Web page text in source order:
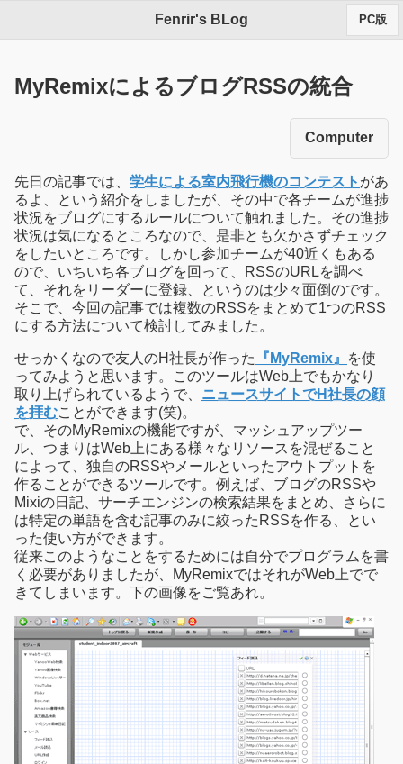
Fenrir's BLog PC版
MyRemixによるブログRSSの統合
Computer
先日の記事では、 学生による室内飛行機のコンテスト があ
るよ、という紹介をしましたが、その中で各チームが進捗
状況をブログにするルールについて触れました。その進捗
状況は気になるところなので、是非とも欠かさずチェック
をしたいところです。しかし参加チームが40近くもある
ので、いちいち各ブログを回って、RSSのURLを調べ
て、それをリーダーに登録、というのは少々面倒のです。
そこで、今回の記事では複数のRSSをまとめて1つのRSS
にする方法について検討してみました。
せっかくなので友人のH社長が作った 『MyRemix』
を使
ってみようと思います。このツールはWeb上でもかなり
取り上げられているようで、 ニュースサイトでH社長の顔
を拝むことができます(笑)。
で、そのMyRemixの機能ですが、マッシュアップツー
ル、つまりはWeb上にある様々なリソースを混ぜること
によって、独自のRSSやメールといったアウトプットを
作ることができるツールです。例えば、ブログのRSSや
Mixiの日記、サーチエンジンの検索結果をまとめ、さらに
は特定の単語を含む記事のみに絞ったRSSを作る、とい
った使い方ができます。
従来このようなことをするためには自分でプログラムを書
く必要がありましたが、MyRemixではそれがWeb上でで
きてしまいます。下の画像をご覧あれ。